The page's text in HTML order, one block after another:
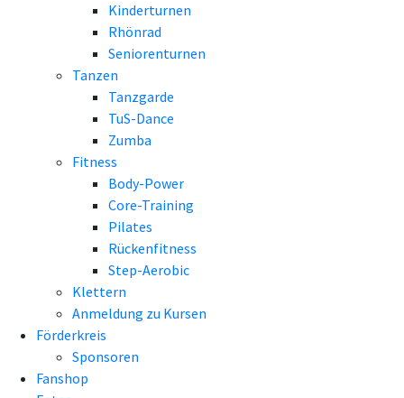
Kinderturnen
Rhönrad
Seniorenturnen
Tanzen
Tanzgarde
TuS-Dance
Zumba
Fitness
Body-Power
Core-Training
Pilates
Rückenfitness
Step-Aerobic
Klettern
Anmeldung zu Kursen
Förderkreis
Sponsoren
Fanshop